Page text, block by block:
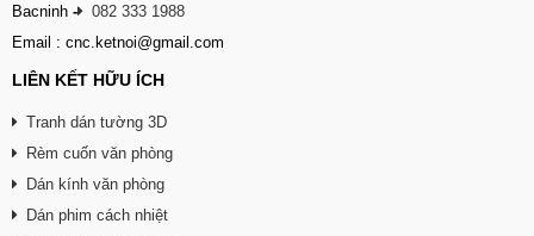
Bacninh -
082 333 1988
Email : cnc.ketnoi@gmail.com
LIÊN KẾT HỮU ÍCH
Tranh dán tường 3D
Rèm cuốn văn phòng
Dán kính văn phòng
Dán phim cách nhiệt